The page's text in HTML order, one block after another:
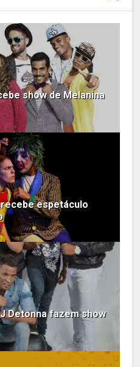
show de Melanina
espetáculo
Detonna fazem show